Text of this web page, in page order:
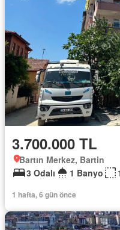
3.700.000 TL
Bartın Merkez, Bartin
3 Odalı
1 Banyo
1 hafta, 6 gün önce